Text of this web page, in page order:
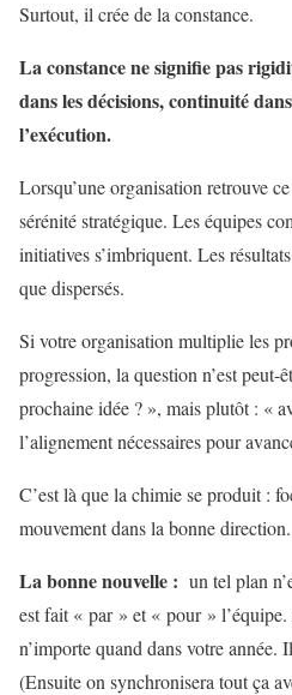
Surtout, il crée de la constance.
La constance ne signifie pas
dans les décisions, continuité
l’exécution.
Lorsqu’une organisation retrouve
sérénité stratégique. Les équipes
initiatives s’imbriquent. Les
que dispersés.
Si votre organisation multiplie les
progression, la question n’est peut-
prochaine idée ? », mais plutôt : «
l’alignement nécessaires pour
C’est là que la chimie se produit :
mouvement dans la bonne direction.
La bonne nouvelle : un tel plan
est fait « par » et « pour »
n’importe quand dans votre année.
(Ensuite on synchronisera tout ça